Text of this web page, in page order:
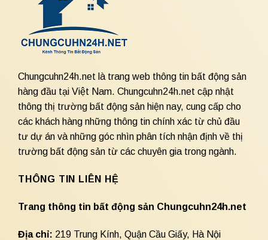
Chungcuhn24h.net là trang web thông tin bất động sản
hàng đầu tại Việt Nam. Chungcuhn24h.net cập nhật
thông thị trường bất động sản hiện nay, cung cấp cho
các khách hàng những thông tin chính xác từ chủ đầu
tư dự án và những góc nhìn phân tích nhận định về thị
trường bất động sản từ các chuyên gia trong ngành.
THÔNG TIN LIÊN HỆ
Trang thông tin bất động sản Chungcuhn24h.net
Địa chỉ: 219 Trung Kính, Quận Cầu Giấy, Hà Nội